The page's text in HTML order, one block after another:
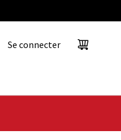
Se connecter
Panier